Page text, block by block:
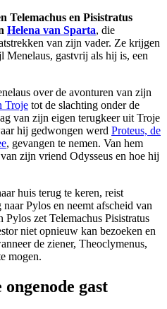
Telemachus en Pisistratus
Helena van Sparta, die
van zijn vader. Ze krijgen
Menelaus, gastvrij als hij is, een
over de avonturen van zijn
Troje tot de slachting onder de
van zijn eigen terugkeer uit Troje
hij gedwongen werd Proteus, de
, gevangen te nemen. Van hem
zijn vriend Odysseus en hoe hij
huis terug te keren, reist
Pylos en neemt afscheid van
zet Telemachus Pisistratus
niet opnieuw kan bezoeken en
de ziener, Theoclymenus,
mogen.
gast